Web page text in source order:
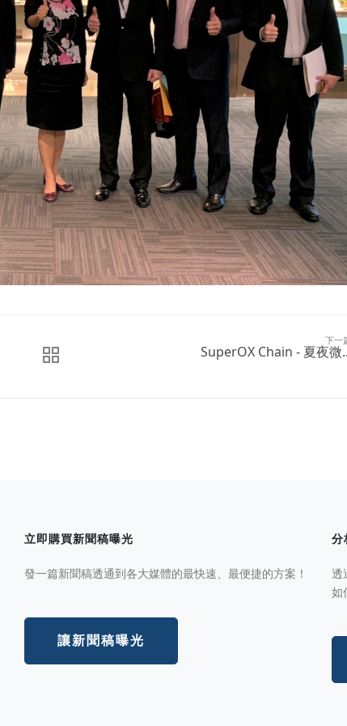
下一
SuperOX Chain - 夏夜微
立即購買新聞稿曝光
發一篇新聞稿透通到各大媒體的最快速、最便捷的方案！
讓新聞稿曝光
分
透
如